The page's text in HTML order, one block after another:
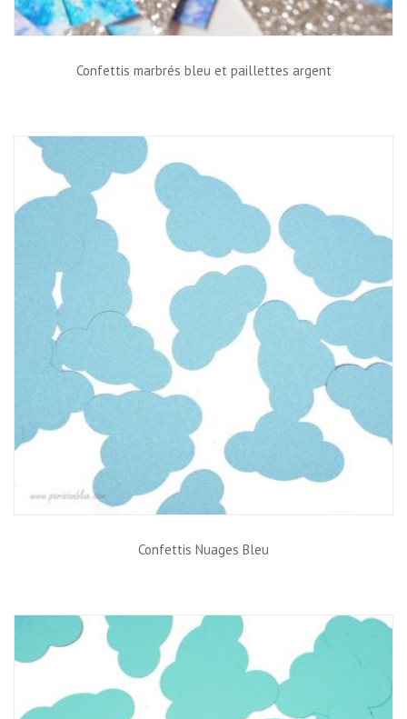
Confettis marbrés bleu et paillettes argent
Confettis Nuages Bleu